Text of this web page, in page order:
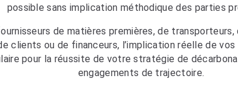
possible sans implication méthodique des parties
fournisseurs de matières premières, de
clients ou de financeurs, l’implication réelle de
pour la réussite de votre stratégie de
engagements de trajectoire.